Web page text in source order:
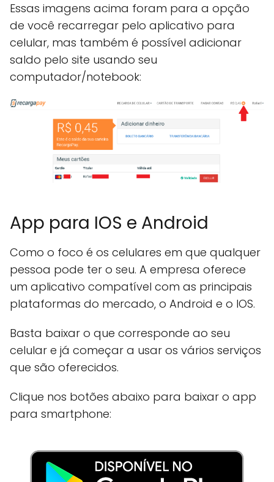
Essas imagens acima foram para a opção
de você recarregar pelo aplicativo para
celular, mas também é possível adicionar
saldo pelo site usando seu
computador/notebook:
App para IOS e Android
Como o foco é os celulares em que qualquer
pessoa pode ter o seu. A empresa oferece
um aplicativo compatível com as principais
plataformas do mercado, o Android e o IOS.
Basta baixar o que corresponde ao seu
celular e já começar a usar os vários serviços
que são oferecidos.
Clique nos botões abaixo para baixar o app
para smartphone: